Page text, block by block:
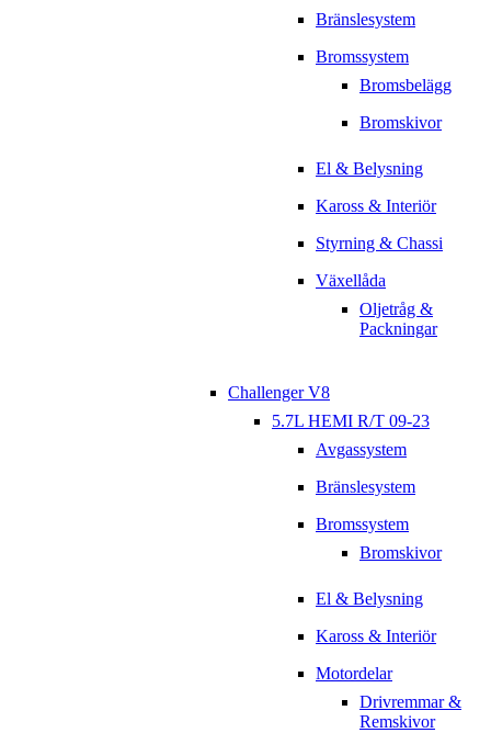
Bränslesystem
Bromssystem
Bromsbelägg
Bromskivor
El & Belysning
Kaross & Interiör
Styrning & Chassi
Växellåda
Oljetråg &
Packningar
Challenger V8
5.7L HEMI R/T 09-23
Avgassystem
Bränslesystem
Bromssystem
Bromskivor
El & Belysning
Kaross & Interiör
Motordelar
Drivremmar &
Remskivor